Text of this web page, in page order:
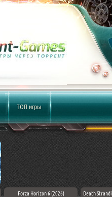
ТОП игры
Forza Horizon 6 (2026) Death Stranding